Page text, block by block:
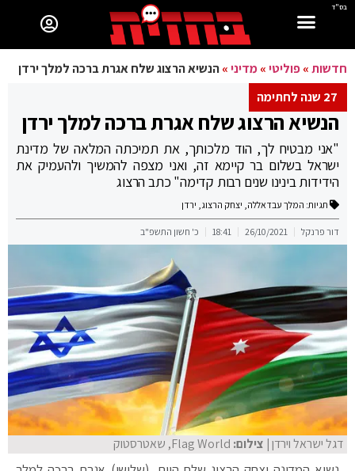
בס"ד
חדשות»פוליטי»מדיני»הנשיא הרצוג שלח אגרת ברכה למלך ירדן
27 שנה לחתימה
הנשיא הרצוג שלח אגרת ברכה למלך ירדן
"אני מבטיח לך, הוד מלכותך, את תמיכתה המלאה של מדינת
ישראל בשלום בר קיימא זה, ואני מצפה להמשיך ולהעמיק את
הידידות בינינו שנים רבות קדימה" כתב הרצוג
תגיות: המלך עבדאללה, יצחק הרצוג, ירדן
דור פרנקל 26/10/2021
18:41 כ' חשון התשפ"ב
דגל ישראל וירדן| צילום: Flag World, שאטרסטוק